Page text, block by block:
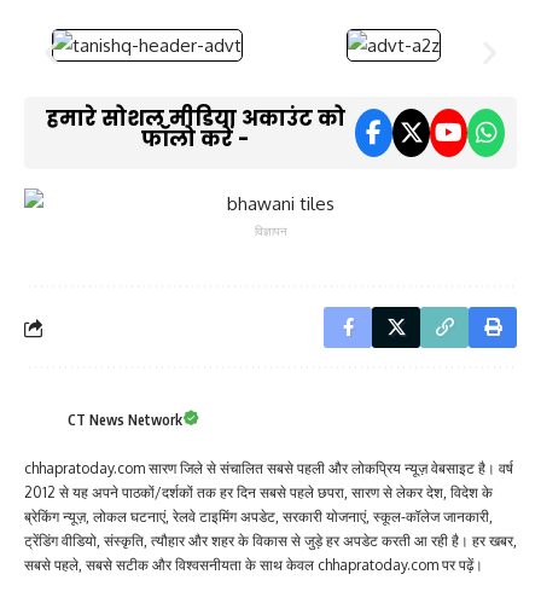
हमारे सोशल मीडिया अकाउंट को
फॉलो करें -
विज्ञापन
CT News Network
chhapratoday.com सारण जिले से संचालित सबसे पहली और लोकप्रिय न्यूज़ वेबसाइट है। वर्ष
2012 से यह अपने पाठकों/दर्शकों तक हर दिन सबसे पहले छपरा, सारण से लेकर देश, विदेश के
ब्रेकिंग न्यूज़, लोकल घटनाएं, रेलवे टाइमिंग अपडेट, सरकारी योजनाएं, स्कूल-कॉलेज जानकारी,
ट्रेंडिंग वीडियो, संस्कृति, त्यौहार और शहर के विकास से जुड़े हर अपडेट करती आ रही है। हर खबर,
सबसे पहले, सबसे सटीक और विश्वसनीयता के साथ केवल chhapratoday.com पर पढ़ें।